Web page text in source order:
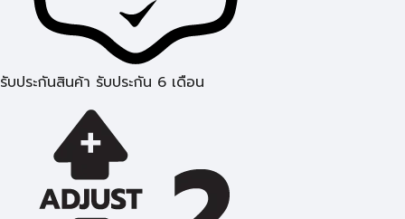
รับประกันสินค้า รับประกัน 6 เดือน